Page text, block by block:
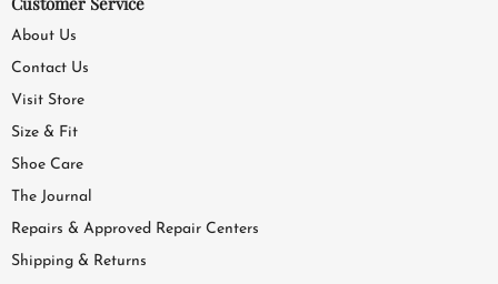
About Us
Contact Us
Visit Store
Size & Fit
Shoe Care
The Journal
Repairs & Approved Repair Centers
Shipping & Returns